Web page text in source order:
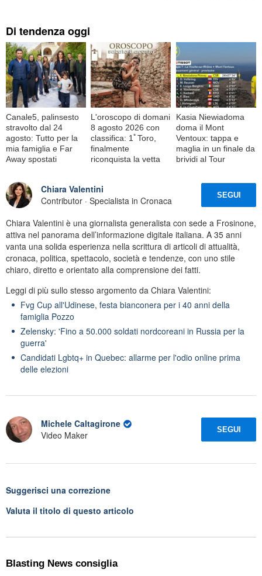
Di tendenza oggi
Canale5, palinsesto
stravolto dal 24
agosto: Tutto per la
mia famiglia e Far
Away spostati
L'oroscopo di domani
8 agosto 2026 con
classifica: 1ﾟToro,
finalmente
riconquista la vetta
Kasia Niewiadoma
doma il Mont
Ventoux: tappa e
maglia in un finale da
brividi al Tour
Chiara Valentini
Contributor · Specialista in Cronaca
SEGUI
Chiara Valentini è una giornalista generalista con sede a Frosinone,
attiva nel panorama dell’informazione digitale italiana. A 35 anni
vanta una solida esperienza nella scrittura di articoli di attualità,
cronaca, politica, spettacolo, società e tendenze, con uno stile
chiaro, diretto e orientato alla comprensione dei fatti.
Leggi di più sullo stesso argomento da Chiara Valentini:
Fvg Cup all'Udinese, festa bianconera per i 40 anni della
famiglia Pozzo
Zelensky: 'Fino a 50.000 soldati nordcoreani in Russia per la
guerra'
Candidati Lgbtq+ in Quebec: allarme per l'odio online prima
delle elezioni
Michele Caltagirone
Video Maker
SEGUI
Suggerisci una correzione
Valuta il titolo di questo articolo
Blasting News consiglia